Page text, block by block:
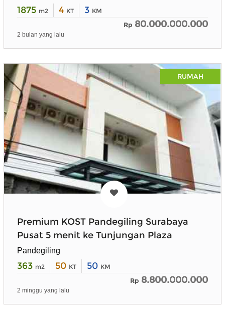
1875 m2 4 KT 3 KM
Rp 80.000.000.000
2 bulan yang lalu
RUMAH
Premium KOST Pandegiling Surabaya
Pusat 5 menit ke Tunjungan Plaza
Pandegiling
363 m2 50 KT 50 KM
Rp 8.800.000.000
2 minggu yang lalu